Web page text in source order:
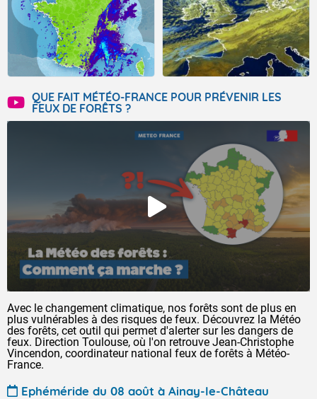
QUE FAIT MÉTÉO-FRANCE POUR PRÉVENIR LES
FEUX DE FORÊTS ?
Avec le changement climatique, nos forêts sont de plus en
plus vulnérables à des risques de feux. Découvrez la Météo
des forêts, cet outil qui permet d'alerter sur les dangers de
feux. Direction Toulouse, où l'on retrouve Jean-Christophe
Vincendon, coordinateur national feux de forêts à Météo-
France.
Ephéméride du 08 août à Ainay-le-Château